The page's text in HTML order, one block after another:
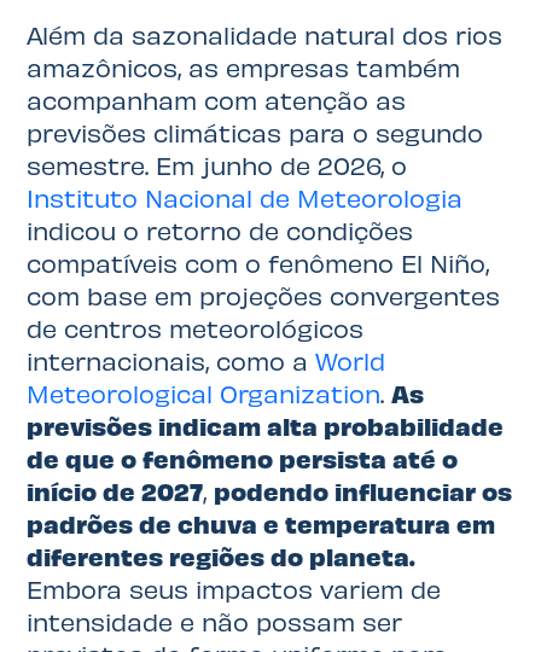
Além da sazonalidade natural dos rios
amazônicos, as empresas também
acompanham com atenção as
previsões climáticas para o segundo
semestre. Em junho de 2026, o
Instituto Nacional de Meteorologia
indicou o retorno de condições
compatíveis com o fenômeno El Niño,
com base em projeções convergentes
de centros meteorológicos
internacionais, como aWorld
Meteorological Organization.As
previsões indicam alta probabilidade
de que o fenômeno persista até o
início de 2027, podendo influenciar os
padrões de chuva e temperatura em
diferentes regiões do planeta.
Embora seus impactos variem de
intensidade e não possam ser